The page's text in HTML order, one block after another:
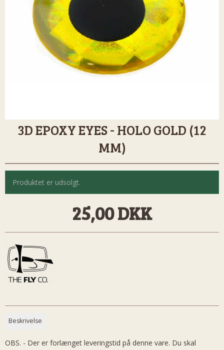
3D EPOXY EYES - HOLO GOLD (12
MM)
Produktet er udsolgt.
25,00 DKK
Beskrivelse
OBS. - Der er forlænget leveringstid på denne vare. Du skal